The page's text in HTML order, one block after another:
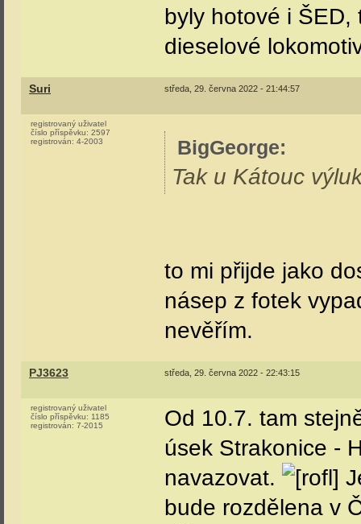
byly hotové i
dieselové
Suri středa, 29. června 2022 - 21:44:57
registrovaný uživatel
číslo příspěvku: 2597
registrován: 4-2003 BigGeorge:
Tak u Kátouc
to mi přijde jako
násep z fotek
nevěřím.
PJ3623 středa, 29. června 2022 - 22:43:15
registrovaný uživatel
číslo příspěvku: 1185
registrován: 7-2015
Od 10.7. tam
úsek Strakonice -
navazovat.
bude rozdělena v